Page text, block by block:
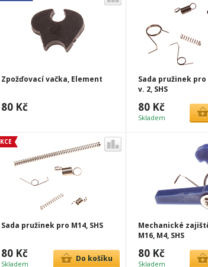
Zpožďovací vačka, Element
80 Kč
Sada pružinek
v. 2, SHS
80 Kč
Skladem
Sada pružinek pro M14, SHS
80 Kč
Skladem
Do košíku
Mechanické
M16, M4, SHS
80 Kč
Skladem